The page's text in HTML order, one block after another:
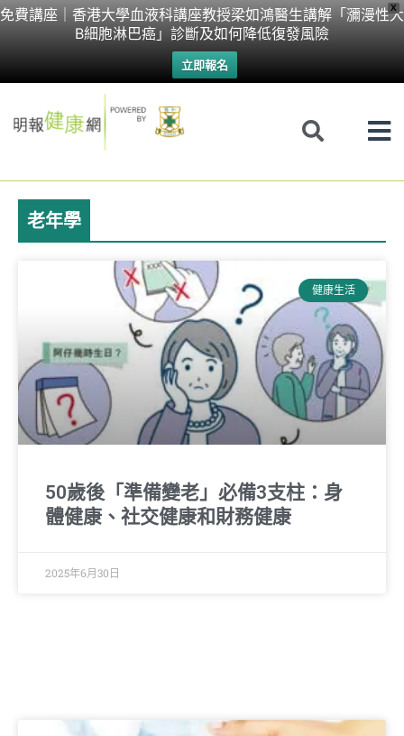
X
免費講座｜香港大學血液科講座教授梁如鴻醫生講解「瀰漫性大
B細胞淋巴癌」診斷及如何降低復發風險
立即報名
Skip
老年學
健康生活
50歲後「準備變老」必備3支柱：身
體健康、社交健康和財務健康
2025年6月30日